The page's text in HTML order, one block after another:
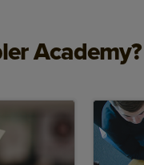
Academy?